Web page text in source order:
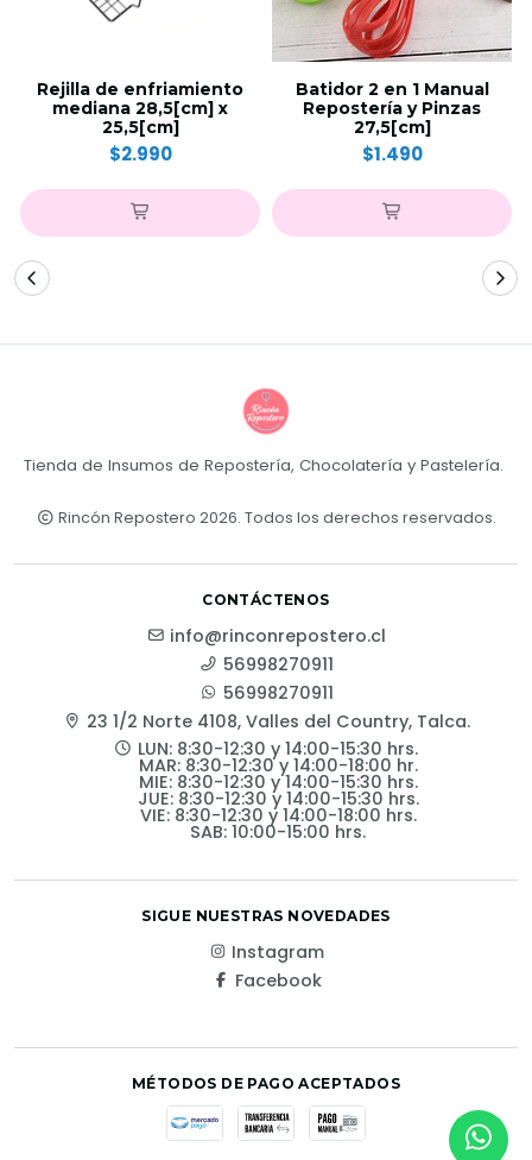
Rejilla de enfriamiento
mediana 28,5[cm] x
25,5[cm]
$2.990
Batidor 2 en 1 Manual
Repostería y Pinzas
27,5[cm]
$1.490
Tienda de Insumos de Repostería, Chocolatería y Pastelería.
Rincón Repostero 2026. Todos los derechos reservados.
CONTÁCTENOS
info@rinconrepostero.cl
56998270911
56998270911
23 1/2 Norte 4108, Valles del Country, Talca.
LUN: 8:30-12:30 y 14:00-15:30 hrs.
MAR: 8:30-12:30 y 14:00-18:00 hr.
MIE: 8:30-12:30 y 14:00-15:30 hrs.
JUE: 8:30-12:30 y 14:00-15:30 hrs.
VIE: 8:30-12:30 y 14:00-18:00 hrs.
SAB: 10:00-15:00 hrs.
SIGUE NUESTRAS NOVEDADES
Instagram
Facebook
MÉTODOS DE PAGO ACEPTADOS